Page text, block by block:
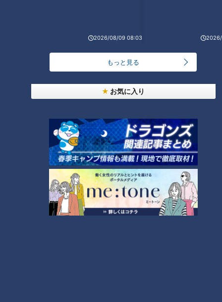
2026/08/09 08:03
もっと見る
お気に入り
背番号物語「back number」
「サンデードラゴンズ」(C)CBCテレビ